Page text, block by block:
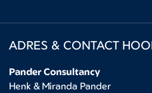
ADRES & CONTACT
Pander Consultancy
Henk & Miranda Pander